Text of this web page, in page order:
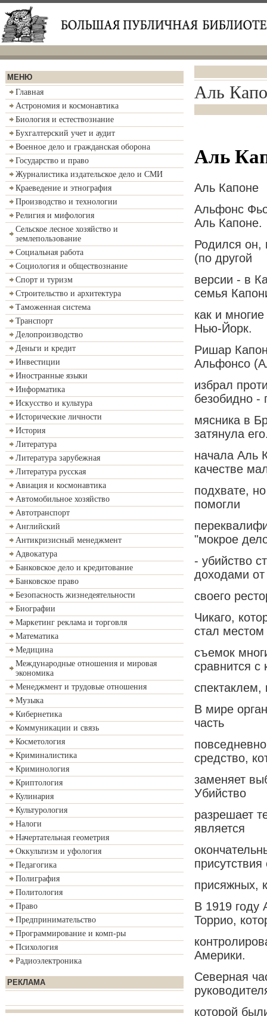
МЕНЮ
Главная
Астрономия и космонавтика
Биология и естествознание
Бухгалтерский учет и аудит
Военное дело и гражданская оборона
Государство и право
Журналистика издательское дело и СМИ
Краеведение и этнография
Производство и технологии
Религия и мифология
Сельское лесное хозяйство и
землепользование
Социальная работа
Социология и обществознание
Спорт и туризм
Строительство и архитектура
Таможенная система
Транспорт
Делопроизводство
Деньги и кредит
Инвестиции
Иностранные языки
Информатика
Искусство и культура
Исторические личности
История
Литература
Литература зарубежная
Литература русская
Авиация и космонавтика
Автомобильное хозяйство
Автотранспорт
Английский
Антикризисный менеджмент
Адвокатура
Банковское дело и кредитование
Банковское право
Безопасность жизнедеятельности
Биографии
Маркетинг реклама и торговля
Математика
Медицина
Международные отношения и мировая
экономика
Менеджмент и трудовые отношения
Музыка
Кибернетика
Коммуникации и связь
Косметология
Криминалистика
Криминология
Криптология
Кулинария
Культурология
Налоги
Начертательная геометрия
Оккультизм и уфология
Педагогика
Полиграфия
Политология
Право
Предпринимательство
Программирование и комп-ры
Психология
Радиоэлектроника
РЕКЛАМА
Аль
Аль
Аль Капоне
Альфонс
Аль Капоне.
Родился он,
(по другой
версии - в
семья
как и
Нью-Йорк.
Ришар
Альфонсо
избрал
безобидно
мясника в
затянула
начала Аль
качестве
подхвате,
помогли
"мокрое
- убийство
доходами от
своего
Чикаго,
стал местом
съемок
сравнится с
спектаклем,
В мире
часть
средство,
заменяет
Убийство
разрешает
является
присутствия
присяжных,
В 1919 году
Торрио,
Америки.
Северная
которой